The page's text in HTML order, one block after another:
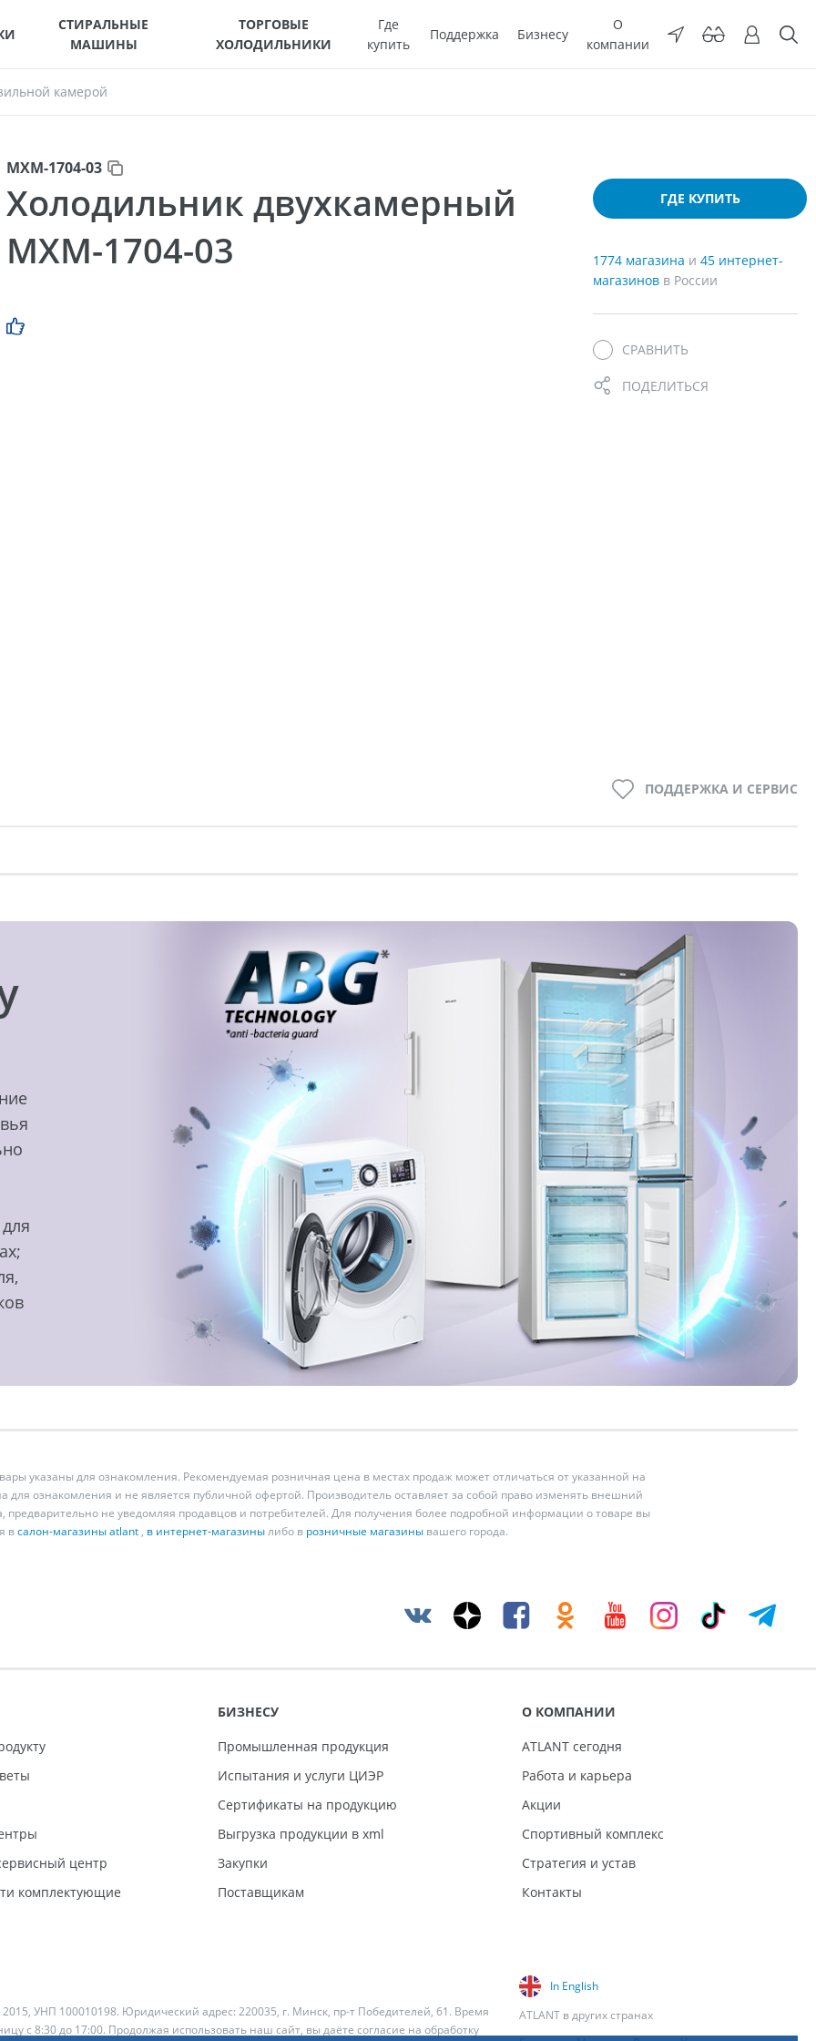
СТИРАЛЬНЫЕ
МАШИНЫ
ТОРГОВЫЕ
ХОЛОДИЛЬНИКИ
Где
купить
Поддержка Бизнесу
О
компании
камерой
МХМ-1704-03
Холодильник двухкамерный
МХМ-1704-03
ГДЕ КУПИТЬ
1774 магазина и 45 интернет-
магазинов в России
СРАВНИТЬ
ПОДЕЛИТЬСЯ
ПОДДЕРЖКА И СЕРВИС
указаны для ознакомления. Рекомендуемая розничная цена в местах продаж может отличаться от указанной на
для ознакомления и не является публичной офертой. Производитель оставляет за собой право изменять внешний
предварительно не уведомляя продавцов и потребителей. Для получения более подробной информации о товаре вы
всалон-магазины atlant , в интернет-магазинылибо в розничные магазины вашего города.
центр
комплектующие
БИЗНЕСУ
Промышленная продукция
Испытания и услуги ЦИЭР
Сертификаты на продукцию
Выгрузка продукции в xml
Закупки
Поставщикам
О КОМПАНИИ
ATLANT сегодня
Работа и карьера
Акции
Спортивный комплекс
Стратегия и устав
Контакты
2015, УНП 100010198. Юридический адрес: 220035, г. Минск, пр-т Победителей, 61. Время
с 8:30 до 17:00. Продолжая использовать наш сайт, вы даёте согласие на обработку
In English
ATLANT в других странах